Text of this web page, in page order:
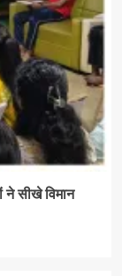
ने सीखे विमान